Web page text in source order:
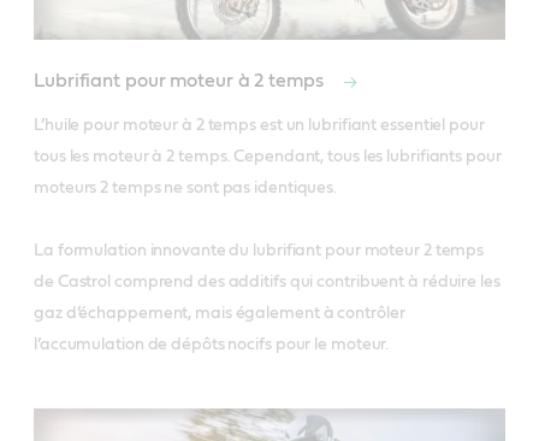
Lubrifiant pour moteur à 2 temps
L’huile pour moteur à 2 temps est un lubrifiant essentiel pour
tous les moteur à 2 temps. Cependant, tous les lubrifiants pour
moteurs 2 temps ne sont pas identiques.
La formulation innovante du lubrifiant pour moteur 2 temps
de Castrol comprend des additifs qui contribuent à réduire les
gaz d’échappement, mais également à contrôler
l’accumulation de dépôts nocifs pour le moteur.